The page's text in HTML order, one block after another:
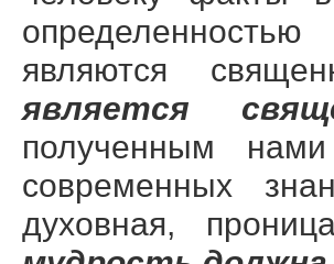
являются
является
полученным
современных
духовная,